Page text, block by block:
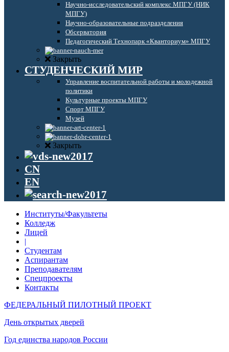
Научно-исследовательский комплекс МПГУ (НИК
МПГУ)
Научно-образовательные подразделения
Обсерватория
Педагогический Технопарк «Кванториум» МПГУ
Закрыть
СТУДЕНЧЕСКИЙ МИР
Управление воспитательной работы и молодежной
политики
Культурные проекты МПГУ
Спорт МПГУ
Музей
Закрыть
CN
EN
Институты/Факультеты
Колледж
Лицей
|
Студентам
Аспирантам
Преподавателям
Спецпроекты
Контакты
ФЕДЕРАЛЬНЫЙ ПИЛОТНЫЙ ПРОЕКТ
День открытых дверей
Год единства народов России